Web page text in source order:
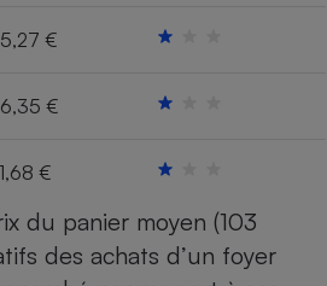
€
€
€
du panier moyen (103
des achats d’un foyer